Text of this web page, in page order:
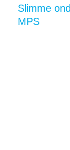
Slimme
MPS